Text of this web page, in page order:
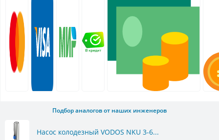
Подбор аналогов от наших инженеров
Насос колодезный VODOS NKU 3-6...